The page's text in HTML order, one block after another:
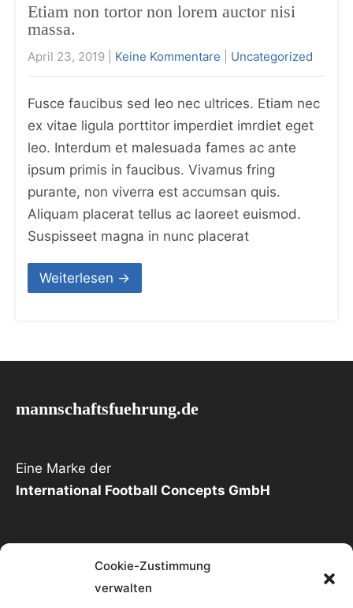
Cookie-Zustimmung
verwalten
Etiam non tortor non lorem auctor nisi
massa.
April 23, 2019 Keine Kommentare Uncategorized
Fusce faucibus sed leo nec ultrices. Etiam nec
ex vitae ligula porttitor imperdiet imrdiet eget
leo. Interdum et malesuada fames ac ante
ipsum primis in faucibus. Vivamus fring
purante, non viverra est accumsan quis.
Aliquam placerat tellus ac laoreet euismod.
Suspisseet magna in nunc placerat
Weiterlesen →
mannschaftsfuehrung.de
Eine Marke der
International Football Concepts GmbH